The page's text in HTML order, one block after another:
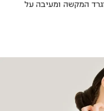
המקשה ומעיבה על
המתועשת, זיהום
עור נוספות.